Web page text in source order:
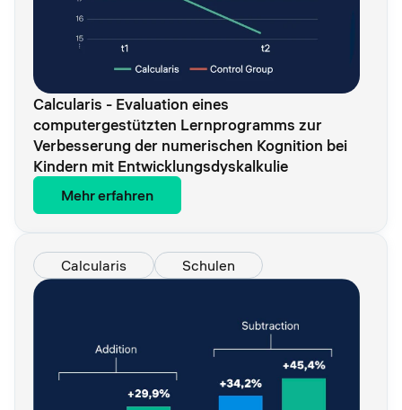
Calcularis - Evaluation eines
computergestützten Lernprogramms zur
Verbesserung der numerischen Kognition bei
Kindern mit Entwicklungsdyskalkulie
Mehr erfahren
Calcularis Schulen